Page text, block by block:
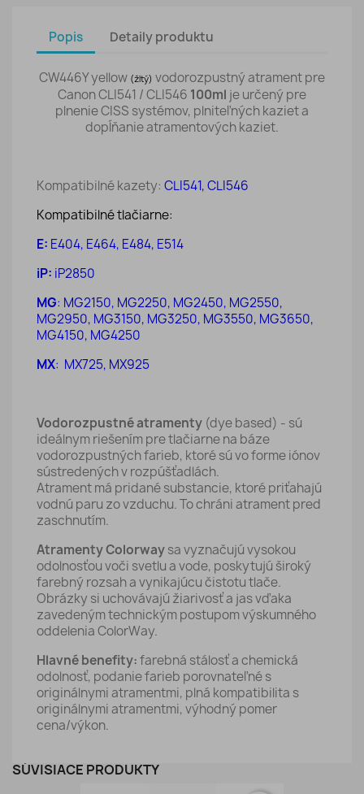
Popis Detaily produktu
CW446Y yellow (žltý) vodorozpustný atrament pre
Canon CLI541 / CLI546 100ml je určený pre
plnenie CISS systémov, plniteľných kaziet a
dopĺňanie atramentových kaziet.
Kompatibilné kazety: CLI541, CLI546
Kompatibilné tlačiarne:
E: E404, E464, E484, E514
iP: iP2850
MG: MG2150, MG2250, MG2450, MG2550,
MG2950, MG3150, MG3250, MG3550, MG3650,
MG4150, MG4250
MX: MX725, MX925
Vodorozpustné atramenty (dye based) - sú
ideálnym riešením pre tlačiarne na báze
vodorozpustných farieb, ktoré sú vo forme iónov
sústredených v rozpúšťadlách.
Atrament má pridané substancie, ktoré priťahajú
vodnú paru zo vzduchu. To chráni atrament pred
zaschnutím.
Atramenty Colorwaysa vyznačujú vysokou
odolnosťou voči svetlu a vode, poskytujú široký
farebný rozsah a vynikajúcu čistotu tlače.
Obrázky si uchovávajú žiarivosť a jas vďaka
zavedeným technickým postupom výskumného
oddelenia ColorWay.
Hlavné benefity:farebná stálosť a chemická
odolnosť, podanie farieb porovnateľné s
originálnymi atramentmi, plná kompatibilita s
originálnymi atramentmi, výhodný pomer
cena/výkon.
SÚVISIACE PRODUKTY